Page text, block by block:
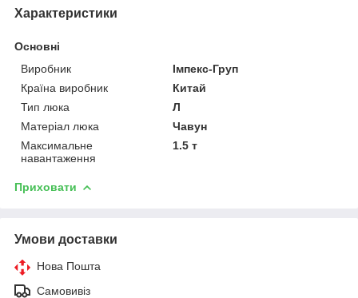
Характеристики
Основні
Виробник
Імпекс-Груп
Країна виробник
Китай
Тип люка
Л
Матеріал люка
Чавун
Максимальне
навантаження
1.5 т
Приховати
Умови доставки
Нова Пошта
Самовивіз